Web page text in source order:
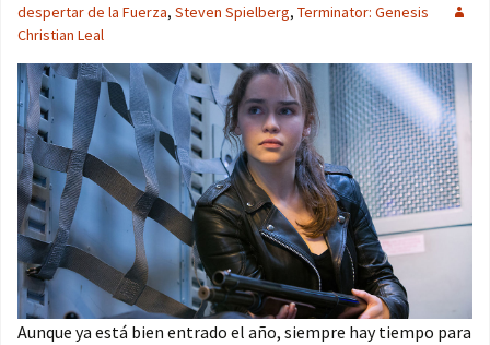
despertar de la Fuerza, Steven Spielberg, Terminator: Genesis
Christian Leal
Aunque ya está bien entrado el año, siempre hay tiempo para